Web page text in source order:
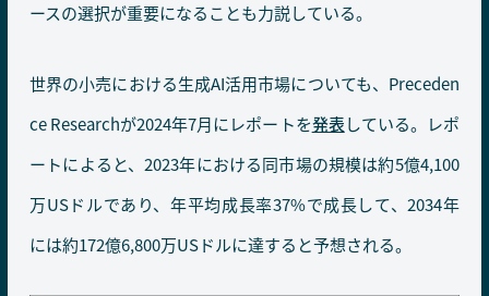
ースの選択が重要になることも力説している。
世界の小売における生成AI活用市場についても、Preceden
ce Researchが2024年7月にレポートを発表している。レポ
ートによると、2023年における同市場の規模は約5億4,100
万USドルであり、年平均成長率37%で成長して、2034年
には約172億6,800万USドルに達すると予想される。